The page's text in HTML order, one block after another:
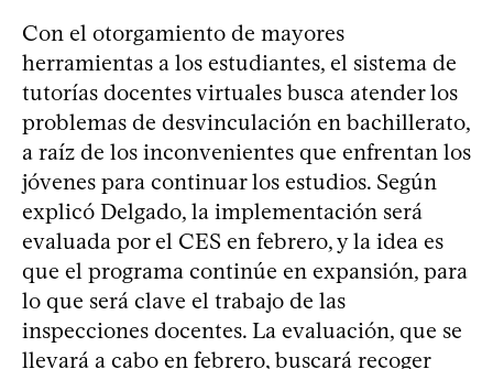
Con el otorgamiento de mayores
herramientas a los estudiantes, el sistema de
tutorías docentes virtuales busca atender los
problemas de desvinculación en bachillerato,
a raíz de los inconvenientes que enfrentan los
jóvenes para continuar los estudios. Según
explicó Delgado, la implementación será
evaluada por el CES en febrero, y la idea es
que el programa continúe en expansión, para
lo que será clave el trabajo de las
inspecciones docentes. La evaluación, que se
llevará a cabo en febrero, buscará recoger